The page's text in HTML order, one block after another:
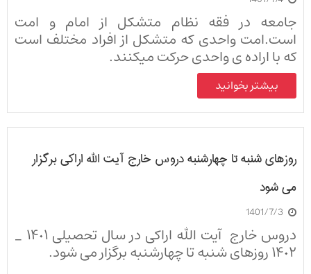
سفر کردند.
جامعه در فقه نظام متشکل از امام و امت
است.امت واحدی که متشکل از افراد مختلف است
که با اراده ی واحدی حرکت میکنند.
امت در مرزبندی های خود با سائر امت ها تابع
مرزهای زمینی نیست. بلکه به مرز اراده ها وابسته
است. هر فردی در هر مکانی از کره ی زمین در صورتی
که خود را تحت ولایت ولی خدا ببیند ، داخل در امت
بیشتر بخوانید
روزهای شنبه تا چهارشنبه دروس خارج آیت الله اراکی برگزار
می شود
1401/7/3
دروس خارج آیت الله اراکی در سال تحصیلی ١۴٠١ _
١۴٠٢ روزهای شنبه تا چهارشنبه برگزار می شود.